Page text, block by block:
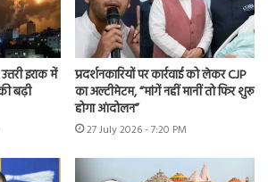
इराक में
बढ़ी
प्रदर्शनकारियों पर कार्रवाई को लेकर CJP
का अल्टीमेटम, “मांगें नहीं मानीं तो फिर शुरू
होगा आंदोलन”
27 July 2026 - 7:20 PM